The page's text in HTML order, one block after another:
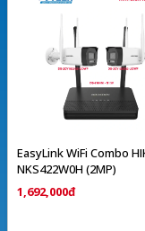
EasyLink WiFi Combo
NKS422W0H (2MP)
1,692,000đ